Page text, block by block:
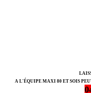
A L'ÉQUIPE MAXI 80 ET SOIS